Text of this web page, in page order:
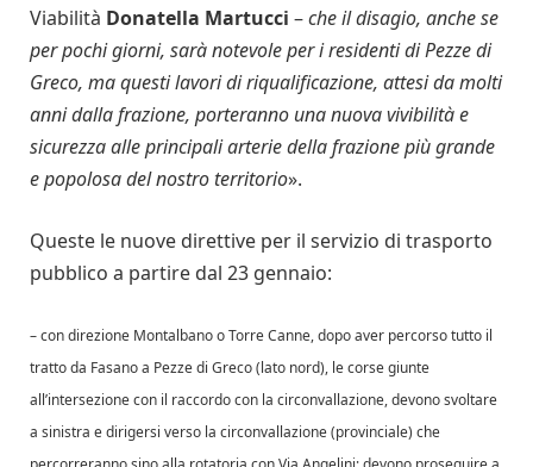
Viabilità Donatella Martucci –che il disagio, anche se
per pochi giorni, sarà notevole per i residenti di Pezze di
Greco, ma questi lavori di riqualificazione, attesi da molti
anni dalla frazione, porteranno una nuova vivibilità e
sicurezza alle principali arterie della frazione più grande
e popolosa del nostro territorio».
Queste le nuove direttive per il servizio di trasporto
pubblico a partire dal 23 gennaio:
– con direzione Montalbano o Torre Canne, dopo aver percorso tutto il
tratto da Fasano a Pezze di Greco (lato nord), le corse giunte
all’intersezione con il raccordo con la circonvallazione, devono svoltare
a sinistra e dirigersi verso la circonvallazione (provinciale) che